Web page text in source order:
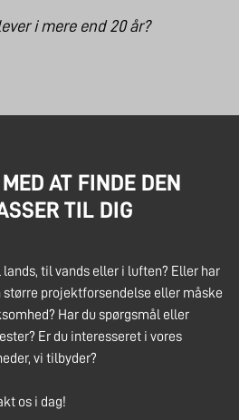
i mere end 20 år?
AT FINDE DEN
TIL DIG
til vands eller i luften? Eller har
større projektforsendelse eller måske
Har du spørgsmål eller
Er du interesseret i vores
vi tilbyder?
os i dag!